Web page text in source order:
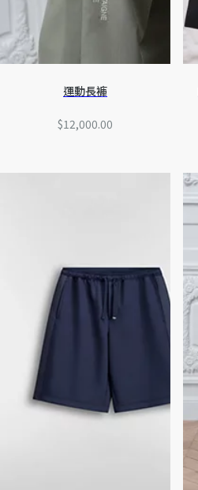
運動長褲
$12,000.00